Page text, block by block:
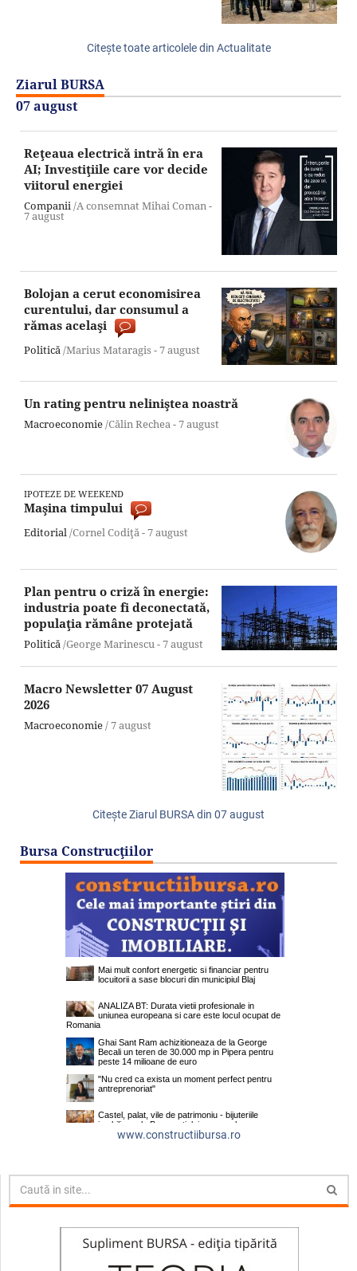
Citeşte toate articolele din Actualitate
Ziarul BURSA
07 august
Reţeaua electrică intră în era
AI; Investiţiile care vor decide
viitorul energiei
Companii/A consemnat Mihai Coman -
7 august
Bolojan a cerut economisirea
curentului, dar consumul a
rămas acelaşi
Politică/Marius Mataragis -7 august
Un rating pentru neliniştea noastră
Macroeconomie/Călin Rechea -7 august
IPOTEZE DE WEEKEND
Maşina timpului
Editorial/Cornel Codiţă -7 august
Plan pentru o criză în energie:
industria poate fi deconectată,
populaţia rămâne protejată
Politică/George Marinescu -7 august
Macro Newsletter 07 August
2026
Macroeconomie/7 august
Citeşte Ziarul BURSA din 07 august
Bursa Construcţiilor
www.constructiibursa.ro